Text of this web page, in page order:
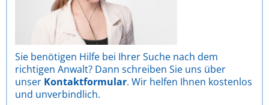
Sie benötigen Hilfe bei Ihrer Suche nach dem
richtigen Anwalt? Dann schreiben Sie uns über
unser Kontaktformular. Wir helfen Ihnen kostenlos
und unverbindlich.